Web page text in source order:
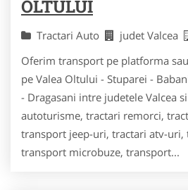
OLTULUI
Tractari Auto judet Valcea
Oferim transport pe platforma
pe Valea Oltului - Stuparei -
- Dragasani intre judetele Valcea
autoturisme, tractari remorci,
transport jeep-uri, tractari atv-uri,
transport microbuze, transport...